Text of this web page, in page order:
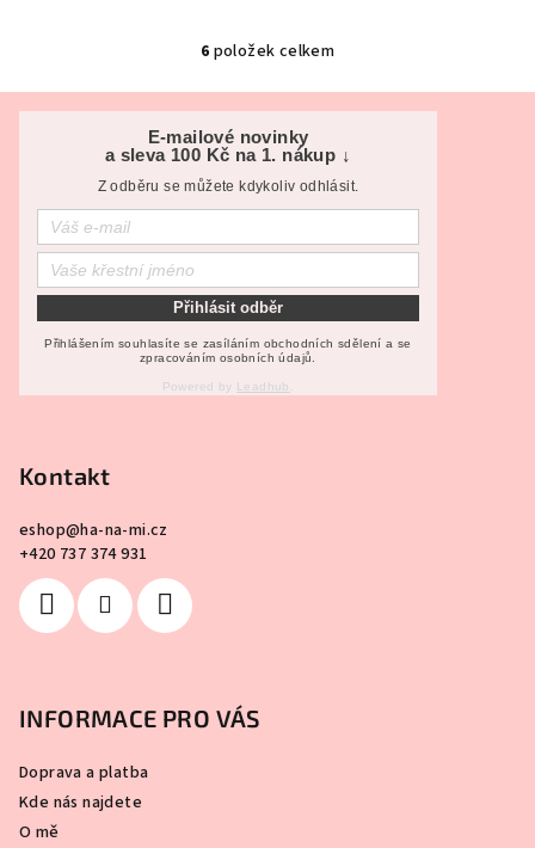
O
v
l
á
d
a
í
p
r
v
k
y
6 položek celkem
E-mailové novinky
a sleva 100 Kč na 1. nákup ↓
Z odběru se můžete kdykoliv odhlásit.
Přihlásit odběr
Přihlášením souhlasíte se zasíláním obchodních sdělení a se
zpracováním osobních údajů.
Powered by Leadhub
Kontakt
eshop@ha-na-mi.cz
+420 737 374 931
INFORMACE PRO VÁS
Doprava a platba
Kde nás najdete
O mě